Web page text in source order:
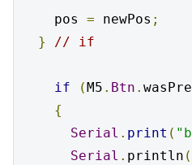
    pos
= newPos ;
}
// if
if ( M5 . Btn .
{
Serial . print (
Serial . println